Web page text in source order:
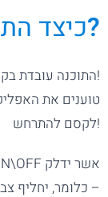
כיצדעובדת?
התוכנה עובדת בקלות!
טוענים את
לקסם להתרחש!
– כלומר, יחליף